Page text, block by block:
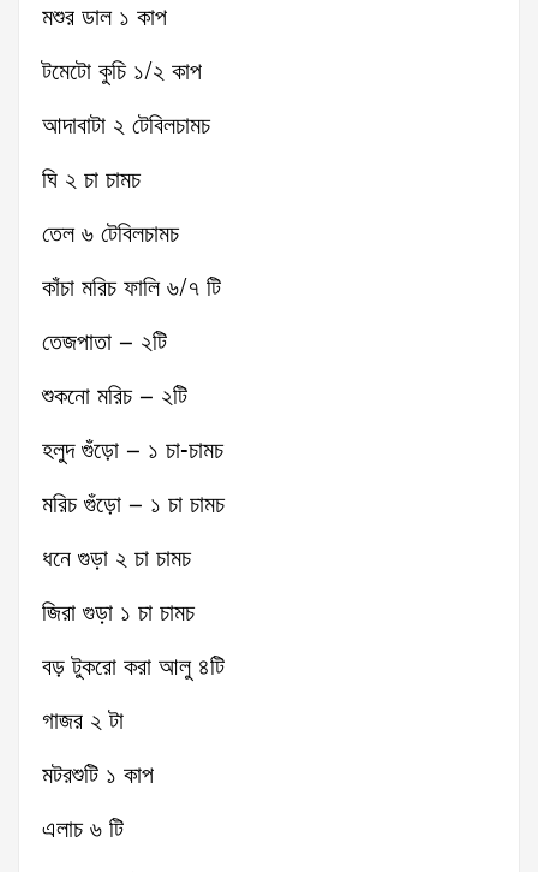
মশুর ডাল ১ কাপ
টমেটো কুচি ১/২ কাপ
আদাবাটা ২ টেবিলচামচ
ঘি ২ চা চামচ
তেল ৬ টেবিলচামচ
কাঁচা মরিচ ফালি ৬/৭ টি
তেজপাতা – ২টি
শুকনো মরিচ – ২টি
হলুদ গুঁড়ো – ১ চা-চামচ
মরিচ গুঁড়ো – ১ চা চামচ
ধনে গুড়া ২ চা চামচ
জিরা গুড়া ১ চা চামচ
বড় টুকরো করা আলু ৪টি
গাজর ২ টা
মটরশুটি ১ কাপ
এলাচ ৬ টি